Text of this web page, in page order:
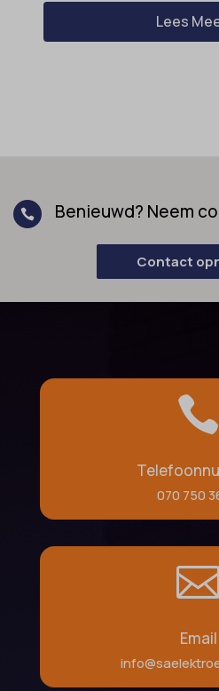
Lees
 Benieuwd? Neem
Contact

070 750

Email